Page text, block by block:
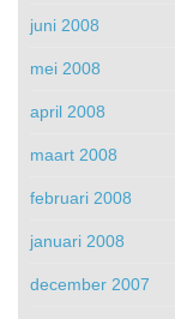
juni 2008
mei 2008
april 2008
maart 2008
februari 2008
januari 2008
december 2007